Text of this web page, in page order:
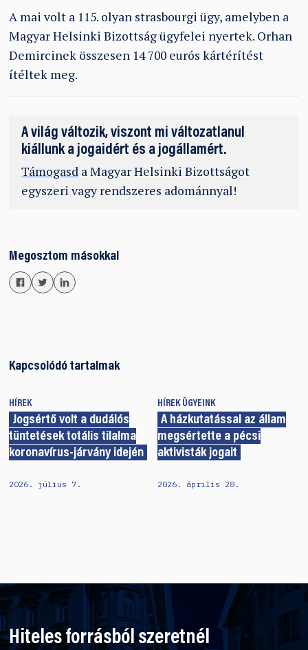
A mai volt a 115. olyan strasbourgi ügy, amelyben a
Magyar Helsinki Bizottság ügyfelei nyertek. Orhan
Demircinek összesen 14 700 eurós kártérítést
ítéltek meg.
A világ változik, viszont mi változatlanul
kiállunk a jogaidért és a jogállamért.
Támogasd a Magyar Helsinki Bizottságot
egyszeri vagy rendszeres adománnyal!
Megosztom másokkal
Kapcsolódó tartalmak
HÍREK
Jogsértő volt a dudálós
tüntetések totális tilalma
koronavírus-járvány idején
2026. július 7.
HÍREK ÜGYEINK
A házkutatással az állam
megsértette a pécsi
aktivisták jogait
2026. április 28.
Hiteles forrásból szeretnél